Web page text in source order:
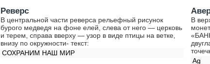
Реверс
В центральной части реверса рельефный рисунок
бурого медведя на фоне елей, слева от него — церковь
и терем, справа вверху — узор в виде птицы на ветке,
внизу по окружности- текст:
СОХРАНИМ НАШ МИР
В
Ag